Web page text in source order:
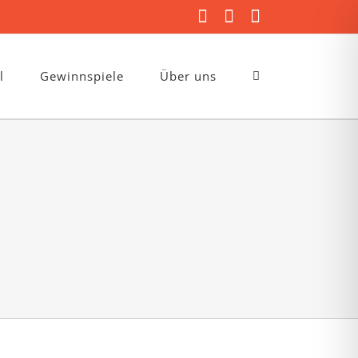
FacebookInstagram
Mail
Gewinnspiele Über uns